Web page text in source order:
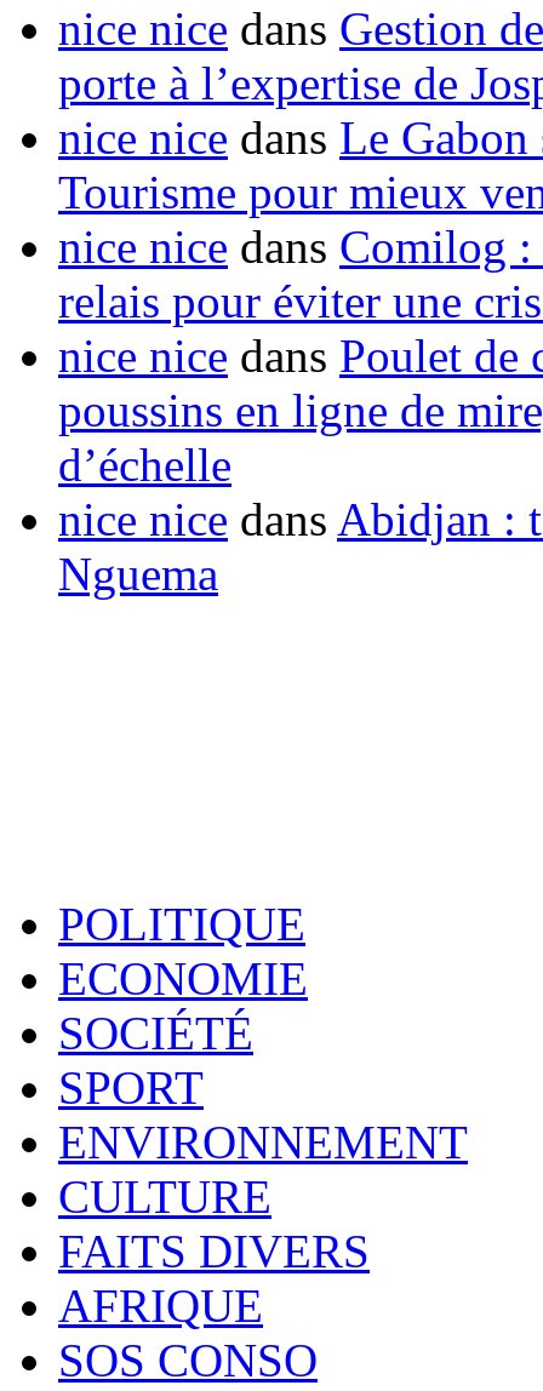
nice nice dans Gestion
porte à l’expertise de
nice nice dans Le Gabon
Tourisme pour mieux
nice nice dans Comilog :
relais pour éviter une
nice nice dans Poulet de
poussins en ligne de
d’échelle
nice nice dans Abidjan :
Nguema
POLITIQUE
ECONOMIE
SOCIÉTÉ
SPORT
ENVIRONNEMENT
CULTURE
FAITS DIVERS
AFRIQUE
SOS CONSO